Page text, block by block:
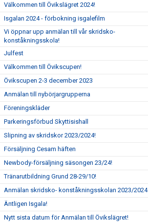
Välkommen till Övikslägret 2024!
Isgalan 2024 - förbokning isgalefilm
Vi öppnar upp anmälan till vår skridsko-
konståkningsskola!
Julfest
Välkommen till Övikscupen!
Övikscupen 2-3 december 2023
Anmälan till nybörjargrupperna
Föreningskläder
Parkeringsförbud Skyttisishall
Slipning av skridskor 2023/2024!
Försäljning Cesam häften
Newbody-försäljning säsongen 23/24!
Tränarutbildning Grund 28-29/10!
Anmälan skridsko- konståkningsskolan 2023/2024
Äntligen Isgala!
Nytt sista datum för Anmälan till Övikslägret!